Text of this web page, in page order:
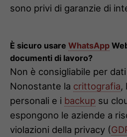
sono privi di garanzie di
È sicuro usare WhatsApp
documenti di lavoro?
Non è consigliabile per
Nonostante la crittografia,
personali e i backup su
espongono le aziende a
violazioni della privacy (